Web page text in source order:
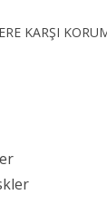
KARŞI